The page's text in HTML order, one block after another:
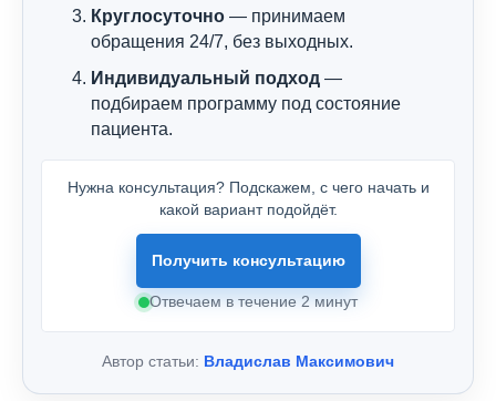
Круглосуточно — принимаем
обращения 24/7, без выходных.
Индивидуальный подход —
подбираем программу под состояние
пациента.
Нужна консультация? Подскажем, с чего начать и
какой вариант подойдёт.
Получить консультацию
Отвечаем в течение 2 минут
Автор статьи: Владислав Максимович